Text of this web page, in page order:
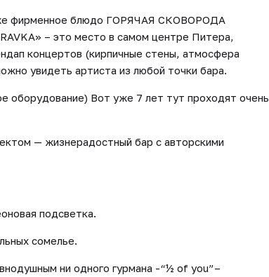
фирменное блюдо ГОРЯЧАЯ СКОВОРОДА
– это место в самом центре Питера,
концертов (кирпичные стены, атмосфера
увидеть артиста из любой точки бара.
оборудование) Вот уже 7 лет тут проходят очень
— жизнерадостный бар с авторскими
подсветка.
сомелье.
ни одного гурмана -“½ of you”–